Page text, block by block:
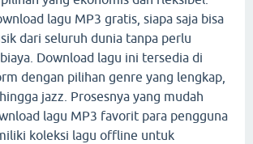
lagu MP3 gratis, siapa saja bisa
dari seluruh dunia tanpa perlu
Download lagu ini tersedia di
dengan pilihan genre yang lengkap,
jazz. Prosesnya yang mudah
lagu MP3 favorit para pengguna
koleksi lagu offline untuk